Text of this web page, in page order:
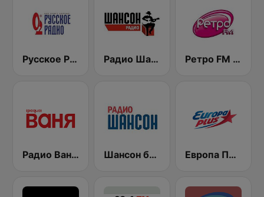
Русское Радио Радио Шансон (Chanson) Ретро FM (Retro FM)
Радио Ваня (Radio Vanya) Шансон без цензуры (Shanson bez cenzury) Европа Плюс (Europa Plus)